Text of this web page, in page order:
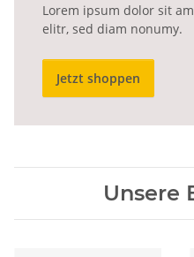
Lorem ipsum dolor sit
elitr, sed diam nonumy.
Jetzt shoppen
Unsere